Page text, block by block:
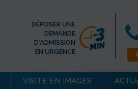
DÉPOSER UNE
DEMANDE
D'ADMISSION
EN URGENCE
VISITE EN IMAGES